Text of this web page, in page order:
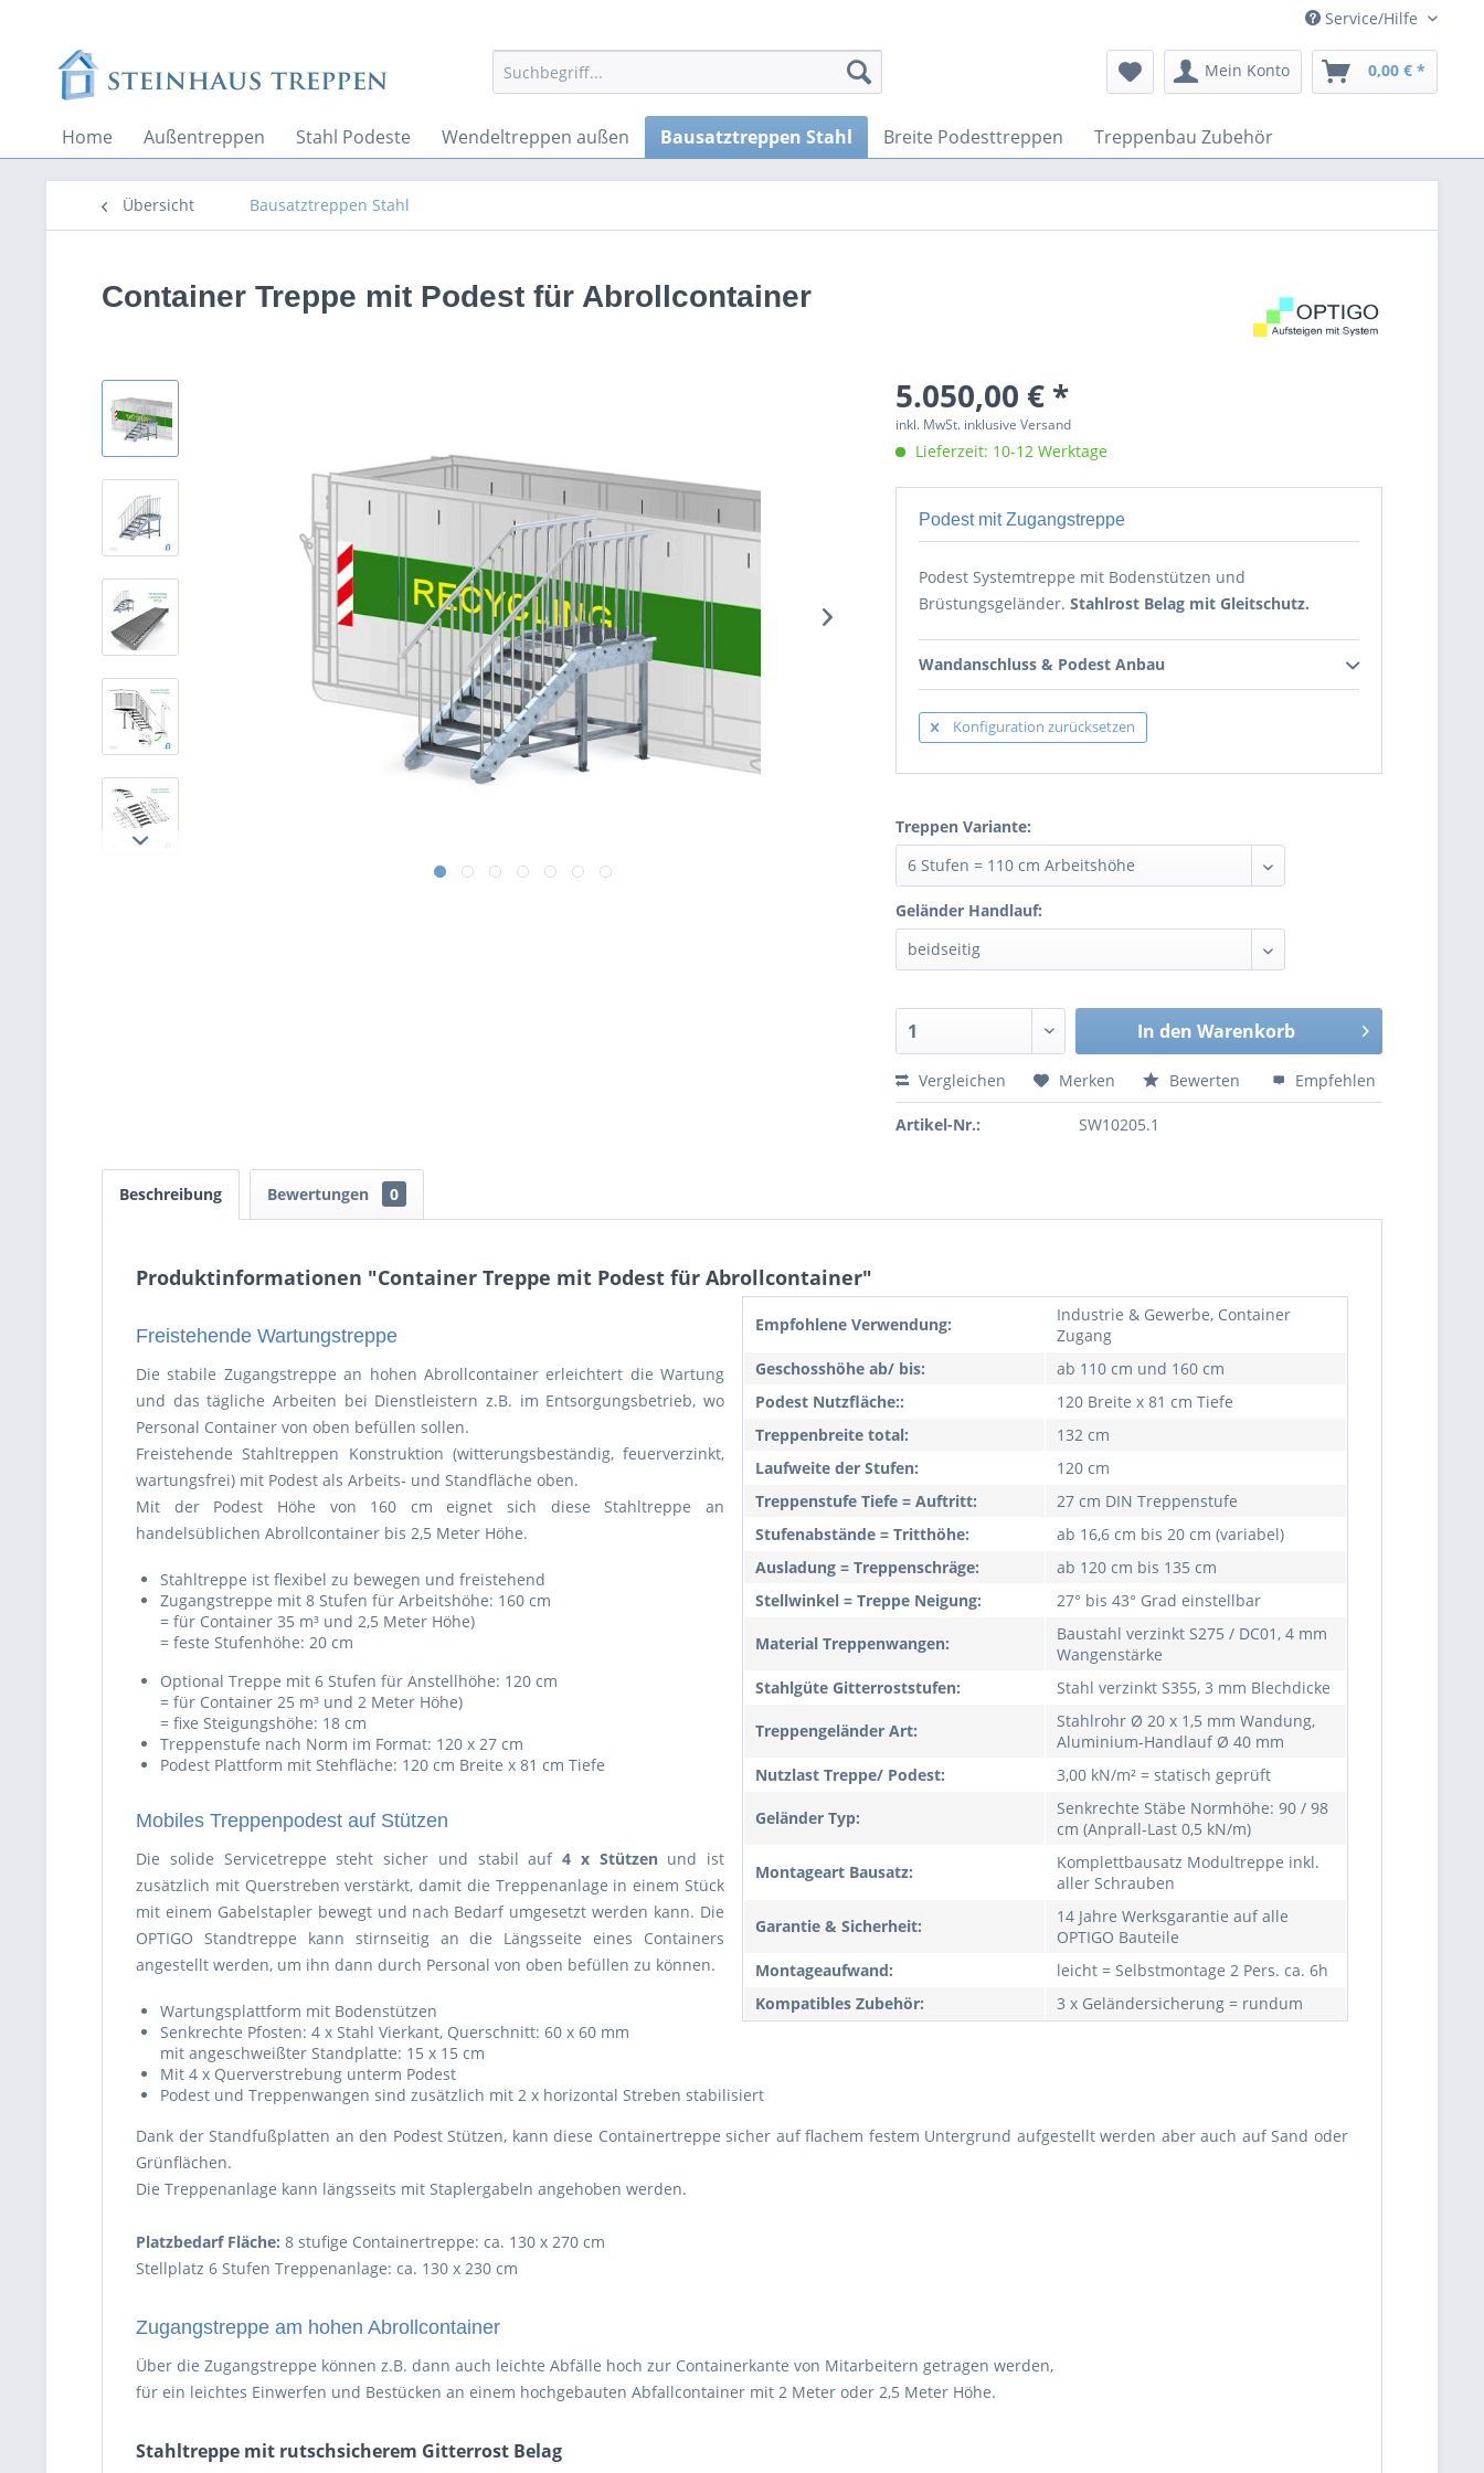
Service/Hilfe
Mein Konto 0,00 € *
Home Außentreppen Stahl Podeste Wendeltreppen außen Bausatztreppen Stahl Breite Podesttreppen Treppenbau Zubehör
Übersicht Bausatztreppen Stahl
Container Treppe mit Podest für Abrollcontainer
5.050,00 € *
inkl. MwSt. inklusive Versand
Lieferzeit: 10-12 Werktage
Podest mit Zugangstreppe
Podest Systemtreppe mit Bodenstützen und
Brüstungsgeländer.Stahlrost Belag mit Gleitschutz.
Wandanschluss & Podest Anbau
Konfiguration zurücksetzen
Treppen Variante:
Geländer Handlauf:
In den Warenkorb
Vergleichen Merken Bewerten Empfehlen
Artikel-Nr.: SW10205.1
Beschreibung Bewertungen 0
Produktinformationen "Container Treppe mit Podest für Abrollcontainer"
Empfohlene Verwendung:
Industrie & Gewerbe, Container
Zugang
Geschosshöhe ab/ bis:
ab 110 cm und 160 cm
Podest Nutzfläche::
120 Breite x 81 cm Tiefe
Treppenbreite total:
132 cm
Laufweite der Stufen:
120 cm
Treppenstufe Tiefe = Auftritt:
27 cm DIN Treppenstufe
Stufenabstände = Tritthöhe:
ab 16,6 cm bis 20 cm (variabel)
Ausladung = Treppenschräge:
ab 120 cm bis 135 cm
Stellwinkel = Treppe Neigung:
27° bis 43° Grad einstellbar
Material Treppenwangen:
Baustahl verzinkt S275 / DC01, 4 mm
Wangenstärke
Stahlgüte Gitterroststufen:
Stahl verzinkt S355, 3 mm Blechdicke
Treppengeländer Art:
Stahlrohr Ø 20 x 1,5 mm Wandung,
Aluminium-Handlauf Ø 40 mm
Nutzlast Treppe/ Podest:
3,00 kN/m² = statisch geprüft
Geländer Typ:
Senkrechte Stäbe Normhöhe: 90 / 98
cm (Anprall-Last 0,5 kN/m)
Montageart Bausatz:
Komplettbausatz Modultreppe inkl.
aller Schrauben
Garantie & Sicherheit:
14 Jahre Werksgarantie auf alle
OPTIGO Bauteile
Montageaufwand:
leicht = Selbstmontage 2 Pers. ca. 6h
Kompatibles Zubehör:
3 x Geländersicherung = rundum
Freistehende Wartungstreppe
Die stabile Zugangstreppe an hohen Abrollcontainer erleichtert die Wartung
und das tägliche Arbeiten bei Dienstleistern z.B. im Entsorgungsbetrieb, wo
Personal Container von oben befüllen sollen.
Freistehende Stahltreppen Konstruktion (witterungsbeständig, feuerverzinkt,
wartungsfrei) mit Podest als Arbeits- und Standfläche oben.
Mit der Podest Höhe von 160 cm eignet sich diese Stahltreppe an
handelsüblichen Abrollcontainer bis 2,5 Meter Höhe.
Stahltreppe ist flexibel zu bewegen und freistehend
Zugangstreppe mit 8 Stufen für Arbeitshöhe: 160 cm
= für Container 35 m³ und 2,5 Meter Höhe)
= feste Stufenhöhe: 20 cm
Optional Treppe mit 6 Stufen für Anstellhöhe: 120 cm
= für Container 25 m³ und 2 Meter Höhe)
= fixe Steigungshöhe: 18 cm
Treppenstufe nach Norm im Format: 120 x 27 cm
Podest Plattform mit Stehfläche: 120 cm Breite x 81 cm Tiefe
Mobiles Treppenpodest auf Stützen
Die solide Servicetreppe steht sicher und stabil auf 4 x Stützenund ist
zusätzlich mit Querstreben verstärkt, damit die Treppenanlage in einem Stück
mit einem Gabelstapler bewegt und nach Bedarf umgesetzt werden kann. Die
OPTIGO Standtreppe kann stirnseitig an die Längsseite eines Containers
angestellt werden, um ihn dann durch Personal von oben befüllen zu können.
Wartungsplattform mit Bodenstützen
Senkrechte Pfosten: 4 x Stahl Vierkant, Querschnitt: 60 x 60 mm
mit angeschweißter Standplatte: 15 x 15 cm
Mit 4 x Querverstrebung unterm Podest
Podest und Treppenwangen sind zusätzlich mit 2 x horizontal Streben stabilisiert
Dank der Standfußplatten an den Podest Stützen, kann diese Containertreppe sicher auf flachem festem Untergrund aufgestellt werden aber auch auf Sand oder
Grünflächen.
Die Treppenanlage kann längsseits mit Staplergabeln angehoben werden.
Platzbedarf Fläche: 8 stufige Containertreppe: ca. 130 x 270 cm
Stellplatz 6 Stufen Treppenanlage: ca. 130 x 230 cm
Zugangstreppe am hohen Abrollcontainer
Über die Zugangstreppe können z.B. dann auch leichte Abfälle hoch zur Containerkante von Mitarbeitern getragen werden,
für ein leichtes Einwerfen und Bestücken an einem hochgebauten Abfallcontainer mit 2 Meter oder 2,5 Meter Höhe.
Stahltreppe mit rutschsicherem Gitterrost Belag